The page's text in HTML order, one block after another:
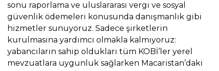
sonu raporlama ve uluslararası vergi ve sosyal
güvenlik ödemeleri konusunda danışmanlık gibi
hizmetler sunuyoruz. Sadece şirketlerin
kurulmasına yardımcı olmakla kalmıyoruz:
yabancıların sahip oldukları tüm KOBİ’ler yerel
mevzuatlara uygunluk sağlarken Macaristan’daki